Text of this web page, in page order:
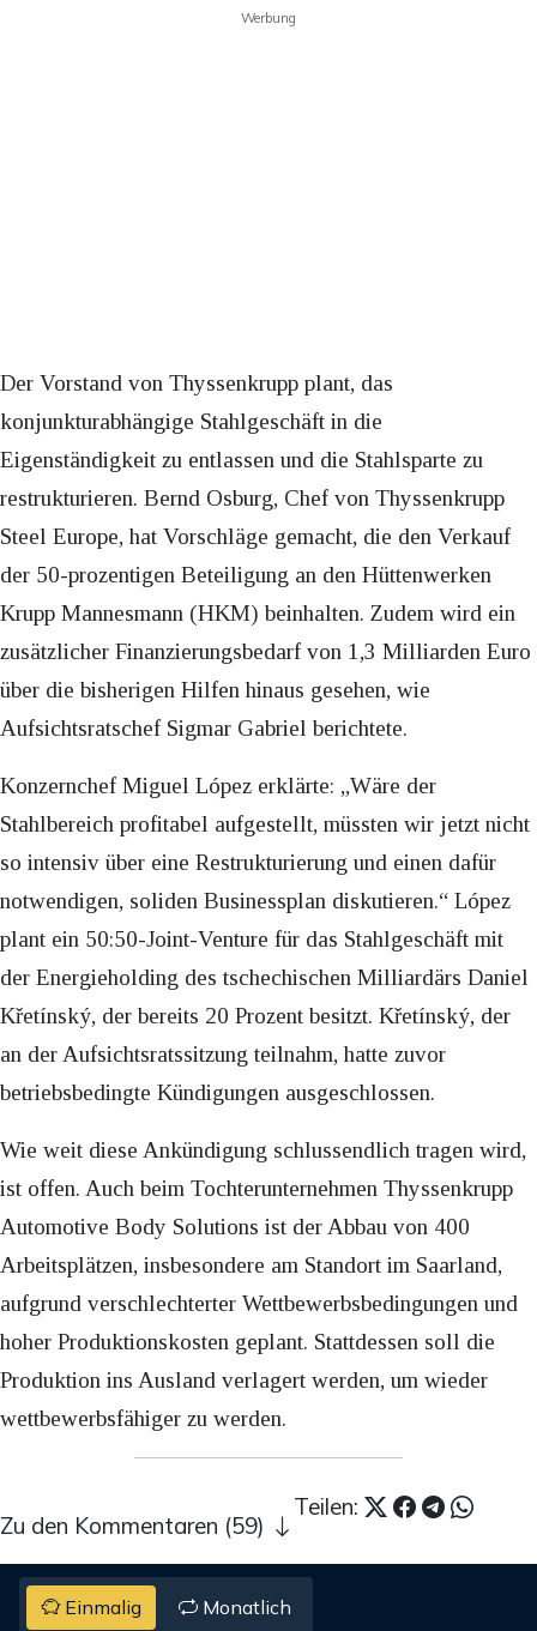
Werbung
Der Vorstand von Thyssenkrupp plant, das
konjunkturabhängige Stahlgeschäft in die
Eigenständigkeit zu entlassen und die Stahlsparte zu
restrukturieren. Bernd Osburg, Chef von Thyssenkrupp
Steel Europe, hat Vorschläge gemacht, die den Verkauf
der 50-prozentigen Beteiligung an den Hüttenwerken
Krupp Mannesmann (HKM) beinhalten. Zudem wird ein
zusätzlicher Finanzierungsbedarf von 1,3 Milliarden Euro
über die bisherigen Hilfen hinaus gesehen, wie
Aufsichtsratschef Sigmar Gabriel berichtete.
Konzernchef Miguel López erklärte: „Wäre der
Stahlbereich profitabel aufgestellt, müssten wir jetzt nicht
so intensiv über eine Restrukturierung und einen dafür
notwendigen, soliden Businessplan diskutieren.“ López
plant ein 50:50-Joint-Venture für das Stahlgeschäft mit
der Energieholding des tschechischen Milliardärs Daniel
Křetínský, der bereits 20 Prozent besitzt. Křetínský, der
an der Aufsichtsratssitzung teilnahm, hatte zuvor
betriebsbedingte Kündigungen ausgeschlossen.
Wie weit diese Ankündigung schlussendlich tragen wird,
ist offen. Auch beim Tochterunternehmen Thyssenkrupp
Automotive Body Solutions ist der Abbau von 400
Arbeitsplätzen, insbesondere am Standort im Saarland,
aufgrund verschlechterter Wettbewerbsbedingungen und
hoher Produktionskosten geplant. Stattdessen soll die
Produktion ins Ausland verlagert werden, um wieder
wettbewerbsfähiger zu werden.
Teilen:
Zu den Kommentaren (59)
Einmalig Monatlich